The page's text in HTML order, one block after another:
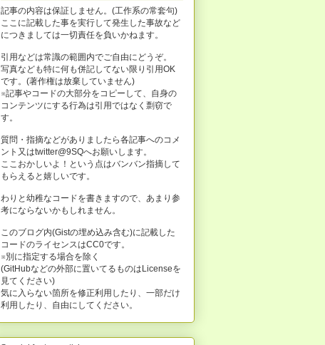
記事の内容は保証しません。(工作系の常套句)
ここに記載した事を実行して発生した事故など
につきましては一切責任を負いかねます。
引用などは常識の範囲内でご自由にどうぞ。
写真なども特に何も併記してない限り引用OK
です。(著作権は放棄していません)
※記事やコードの大部分をコピーして、自身の
コンテンツにする行為は引用ではなく剽窃で
す。
質問・指摘などがありましたら各記事へのコメ
ント又はtwitter@9SQへお願いします。
ここおかしいよ！という点はバンバン指摘して
もらえると嬉しいです。
わりと幼稚なコードを書きますので、あまり参
考にならないかもしれません。
このブログ内(Gistの埋め込み含む)に記載した
コードのライセンスはCC0です。
※別に指定する場合を除く
(GitHubなどの外部に置いてるものはLicenseを
見てください)
気に入らない箇所を修正利用したり、一部だけ
利用したり、自由にしてください。